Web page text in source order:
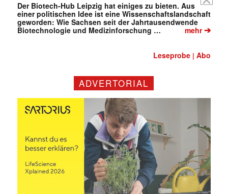
Der Biotech-Hub Leipzig hat einiges zu bieten. Aus
einer politischen Idee ist eine Wissenschaftslandschaft
geworden: Wie Sachsen seit der Jahrtausendwende
Biotechnologie und Medizinforschung …
mehr➔
Leseprobe |Abo
ADVERTORIAL